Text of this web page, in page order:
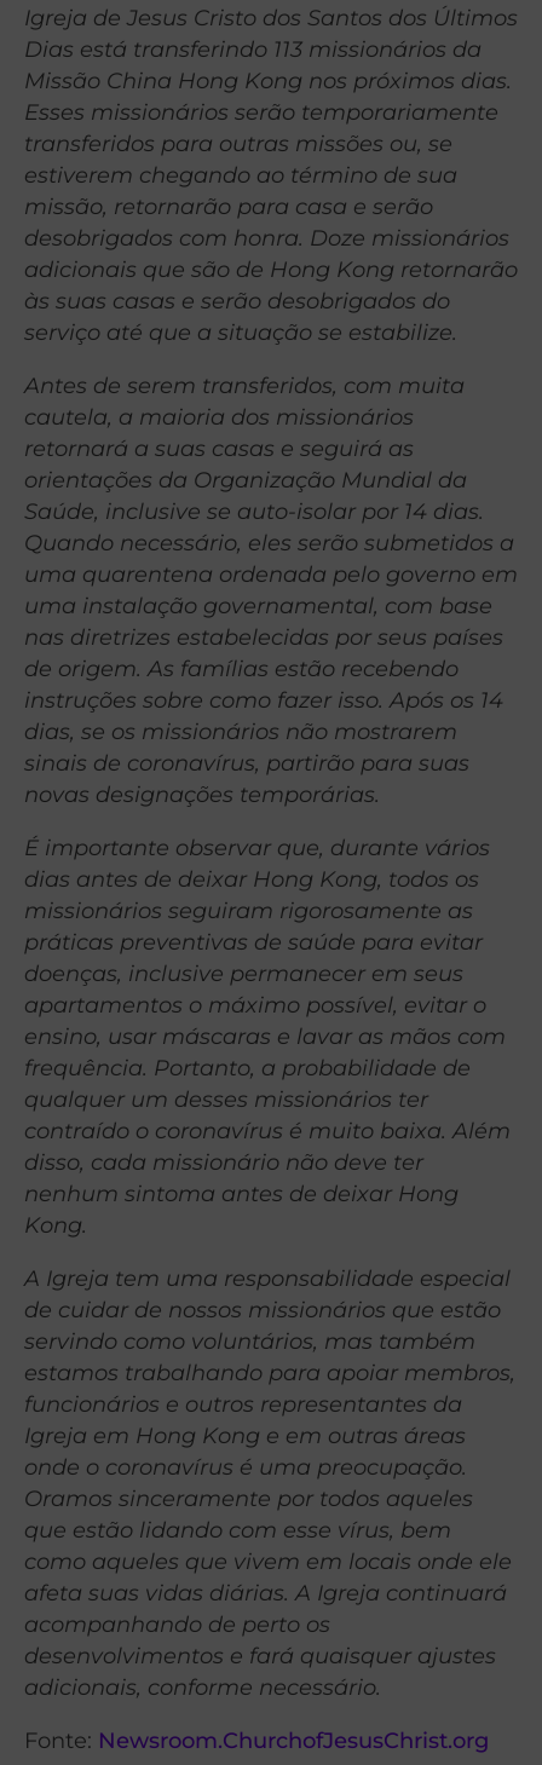
Igreja de Jesus Cristo dos Santos dos Últimos
Dias está transferindo 113 missionários da
Missão China Hong Kong nos próximos dias.
Esses missionários serão temporariamente
transferidos para outras missões ou, se
estiverem chegando ao término de sua
missão, retornarão para casa e serão
desobrigados com honra. Doze missionários
adicionais que são de Hong Kong retornarão
às suas casas e serão desobrigados do
serviço até que a situação se estabilize.
Antes de serem transferidos, com muita
cautela, a maioria dos missionários
retornará a suas casas e seguirá as
orientações da Organização Mundial da
Saúde, inclusive se auto-isolar por 14 dias.
Quando necessário, eles serão submetidos a
uma quarentena ordenada pelo governo em
uma instalação governamental, com base
nas diretrizes estabelecidas por seus países
de origem. As famílias estão recebendo
instruções sobre como fazer isso. Após os 14
dias, se os missionários não mostrarem
sinais de coronavírus, partirão para suas
novas designações temporárias.
É importante observar que, durante vários
dias antes de deixar Hong Kong, todos os
missionários seguiram rigorosamente as
práticas preventivas de saúde para evitar
doenças, inclusive permanecer em seus
apartamentos o máximo possível, evitar o
ensino, usar máscaras e lavar as mãos com
frequência. Portanto, a probabilidade de
qualquer um desses missionários ter
contraído o coronavírus é muito baixa. Além
disso, cada missionário não deve ter
nenhum sintoma antes de deixar Hong
Kong.
A Igreja tem uma responsabilidade especial
de cuidar de nossos missionários que estão
servindo como voluntários, mas também
estamos trabalhando para apoiar membros,
funcionários e outros representantes da
Igreja em Hong Kong e em outras áreas
onde o coronavírus é uma preocupação.
Oramos sinceramente por todos aqueles
que estão lidando com esse vírus, bem
como aqueles que vivem em locais onde ele
afeta suas vidas diárias. A Igreja continuará
acompanhando de perto os
desenvolvimentos e fará quaisquer ajustes
adicionais, conforme necessário.
Fonte: Newsroom.ChurchofJesusChrist.org